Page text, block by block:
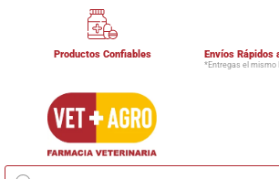
Productos Confiables Envíos Rápidos
*Entregas el mismo